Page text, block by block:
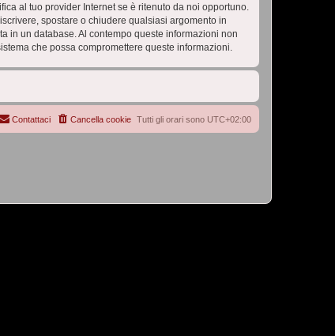
al tuo provider Internet se è ritenuto da noi opportuno.
spostare o chiudere qualsiasi argomento in
in un database. Al contempo queste informazioni non
che possa compromettere queste informazioni.
Tutti gli orari sono UTC+02:00
Cancella cookie
Contattaci